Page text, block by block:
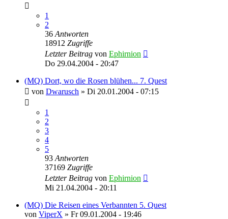
1
2
36 Antworten
18912 Zugriffe
Letzter Beitrag von Ephirnion
Do 29.04.2004 - 20:47
(MQ) Dort, wo die Rosen blühen... 7. Quest
von Dwarusch » Di 20.01.2004 - 07:15
1
2
3
4
5
93 Antworten
37169 Zugriffe
Letzter Beitrag von Ephirnion
Mi 21.04.2004 - 20:11
(MQ) Die Reisen eines Verbannten 5. Quest
von ViperX » Fr 09.01.2004 - 19:46